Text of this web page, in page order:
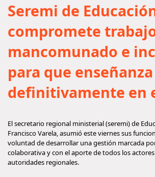
Seremi de
compromete
mancomunado e
para que
definitivamente en
El secretario regional ministerial (seremi) de
Francisco Varela, asumió este viernes sus
voluntad de desarrollar una gestión marcada
colaborativa y con el aporte de todos los
autoridades regionales.